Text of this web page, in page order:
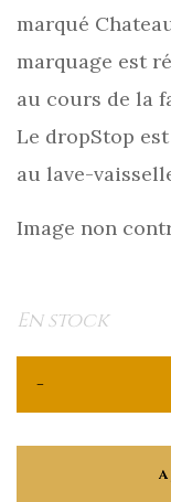
marqué
marquage est
au cours de la
Le dropStop
au lave-
Image non
En stock